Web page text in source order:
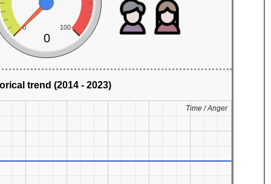
0 100
0
trend (2014 - 2023)
Time / Anger
Time / Anger